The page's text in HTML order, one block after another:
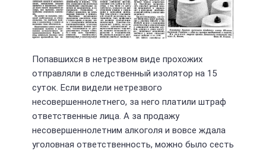
Попавшихся в нетрезвом виде прохожих
отправляли в следственный изолятор на 15
суток. Если видели нетрезвого
несовершеннолетнего, за него платили штраф
ответственные лица. А за продажу
несовершеннолетним алкоголя и вовсе ждала
уголовная ответственность, можно было сесть